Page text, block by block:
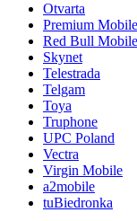
Otvarta
Premium Mobile
Red Bull Mobile
Skynet
Telestrada
Telgam
Toya
Truphone
UPC Poland
Vectra
Virgin Mobile
a2mobile
tuBiedronka